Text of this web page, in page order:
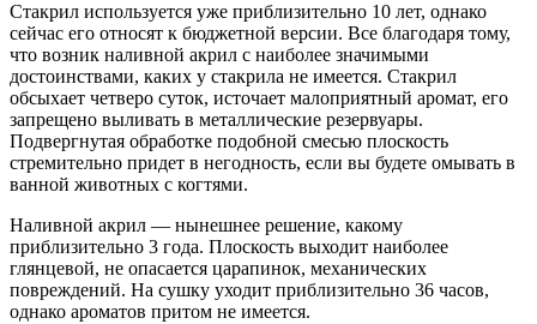
Стакрил используется уже приблизительно 10 лет, однако
сейчас его относят к бюджетной версии. Все благодаря тому,
что возник наливной акрил с наиболее значимыми
достоинствами, каких у стакрила не имеется. Стакрил
обсыхает четверо суток, источает малоприятный аромат, его
запрещено выливать в металлические резервуары.
Подвергнутая обработке подобной смесью плоскость
стремительно придет в негодность, если вы будете омывать в
ванной животных с когтями.
Наливной акрил — нынешнее решение, какому
приблизительно 3 года. Плоскость выходит наиболее
глянцевой, не опасается царапинок, механических
повреждений. На сушку уходит приблизительно 36 часов,
однако ароматов притом не имеется.